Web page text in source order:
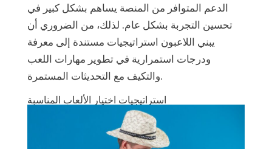
الدعم المتوافر من المنصة يساهم بشكل كبير في
تحسين التجربة بشكل عام. لذلك، من الضروري أن
يبني اللاعبون استراتيجيات مستندة إلى معرفة
ودرجات استمرارية في تطوير مهارات اللعب
والتكيف مع التحديثات المستمرة.
استراتيجيات اختيار الألعاب المناسبة